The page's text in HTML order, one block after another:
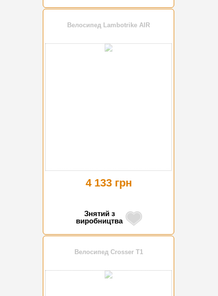
Велосипед Lambotrike AIR
4 133 грн
Знятий з
виробництва
Велосипед Crosser T1